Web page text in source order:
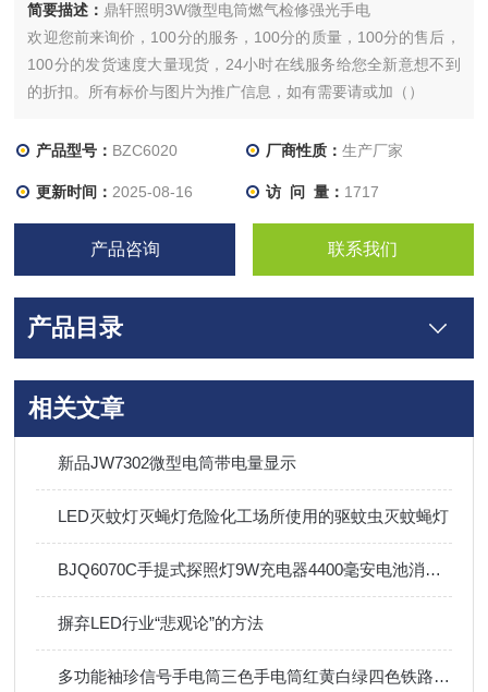
简要描述： 鼎轩照明3W微型电筒燃气检修强光手电
欢迎您前来询价，100分的服务，100分的质量，100分的售后，
100分的发货速度大量现货，24小时在线服务给您全新意想不到
的折扣。所有标价与图片为推广信息，如有需要请或加（）
产品型号： BZC6020 厂商性质： 生产厂家
更新时间： 2025-08-16 访 问 量： 1717
产品咨询 联系我们
产品目录
相关文章
新品JW7302微型电筒带电量显示
LED灭蚊灯灭蝇灯危险化工场所使用的驱蚊虫灭蚊蝇灯
BJQ6070C手提式探照灯9W充电器4400毫安电池消防检修
摒弃LED行业“悲观论”的方法
多功能袖珍信号手电筒三色手电筒红黄白绿四色铁路信号灯强光信号